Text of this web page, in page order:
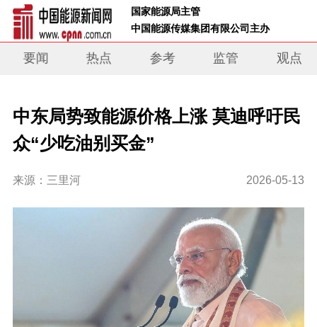
国家能源局主管
中国能源传媒集团有限公司主办
要闻 热点 参考 监管 观点
中东局势致能源价格上涨 莫迪呼吁民
众“少吃油别买金”
来源：三里河 2026-05-13